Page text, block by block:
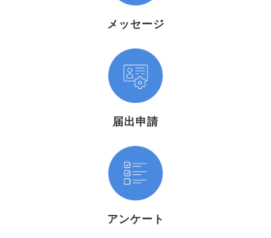
メッセージ
届出申請
アンケート